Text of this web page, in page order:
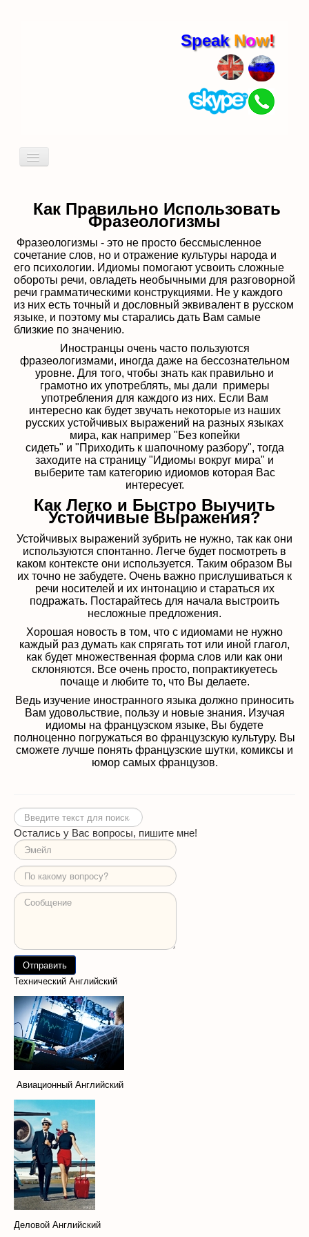
Speak Now!
Включить/
идиомы
Как Правильно Использовать
Фразеологизмы
Фразеологизмы - это не просто бессмысленное
сочетание слов, но и отражение культуры народа и
его психологии. Идиомы помогают усвоить сложные
обороты речи, овладеть необычными для разговорной
речи грамматическими конструкциями. Не у каждого
из них есть точный и дословный эквивалент в русском
языке, и поэтому мы старались дать Вам самые
близкие по значению.
Иностранцы очень часто пользуются
фразеологизмами, иногда даже на бессознательном
уровне. Для того, чтобы знать как правильно и
грамотно их употреблять, мы дали примеры
употребления для каждого из них. Если Вам
интересно как будет звучать некоторые из наших
русских устойчивых выражений на разных языках
мира, как например "Без копейки
сидеть" и "Приходить к шапочному разбору", тогда
заходите на страницу "Идиомы вокруг мира" и
выберите там категорию идиомов которая Вас
интересует.
Как Легко и Быстро Выучить
Устойчивые Выражения?
Устойчивых выражений зубрить не нужно, так как они
используются спонтанно. Легче будет посмотреть в
каком контексте они используется. Таким образом Вы
их точно не забудете. Очень важно прислушиваться к
речи носителей и их интонацию и стараться их
подражать. Постарайтесь для начала выстроить
несложные предложения.
Хорошая новость в том, что с идиомами не нужно
каждый раз думать как спрягать тот или иной глагол,
как будет множественная форма слов или как они
склоняются. Все очень просто, попрактикуетесь
почаще и любите то, что Вы делаете.
Ведь изучение иностранного языка должно приносить
Вам удовольствие, пользу и новые знания. Изучая
идиомы на французском языке, Вы будете
полноценно погружаться во французскую культуру. Вы
сможете лучше понять французские шутки, комиксы и
юмор самых французов.
Искать...
Остались у Вас вопросы, пишите мне!
Технический Английский
Авиационный Английский
Деловой Английский